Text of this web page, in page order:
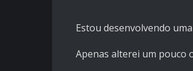
Estou desenvolvendo
Apenas alterei um pouco